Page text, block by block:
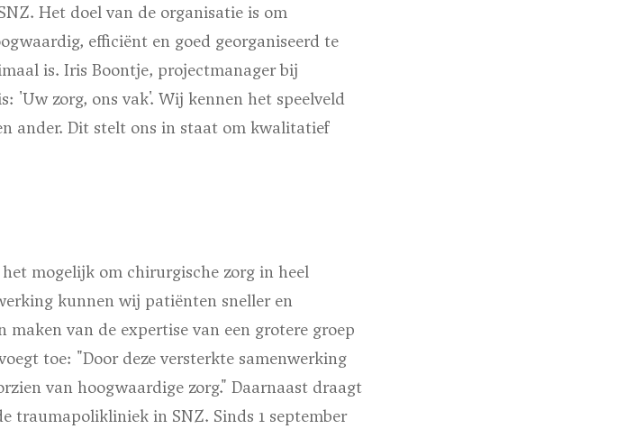
Het doel van de organisatie is om
efficiënt en goed georganiseerd te
is. Iris Boontje, projectmanager bij
'Uw zorg, ons vak'. Wij kennen het speelveld
ander. Dit stelt ons in staat om kwalitatief
mogelijk om chirurgische zorg in heel
kunnen wij patiënten sneller en
van de expertise van een grotere groep
toe: "Door deze versterkte samenwerking
van hoogwaardige zorg." Daarnaast draagt
traumapolikliniek in SNZ. Sinds 1 september